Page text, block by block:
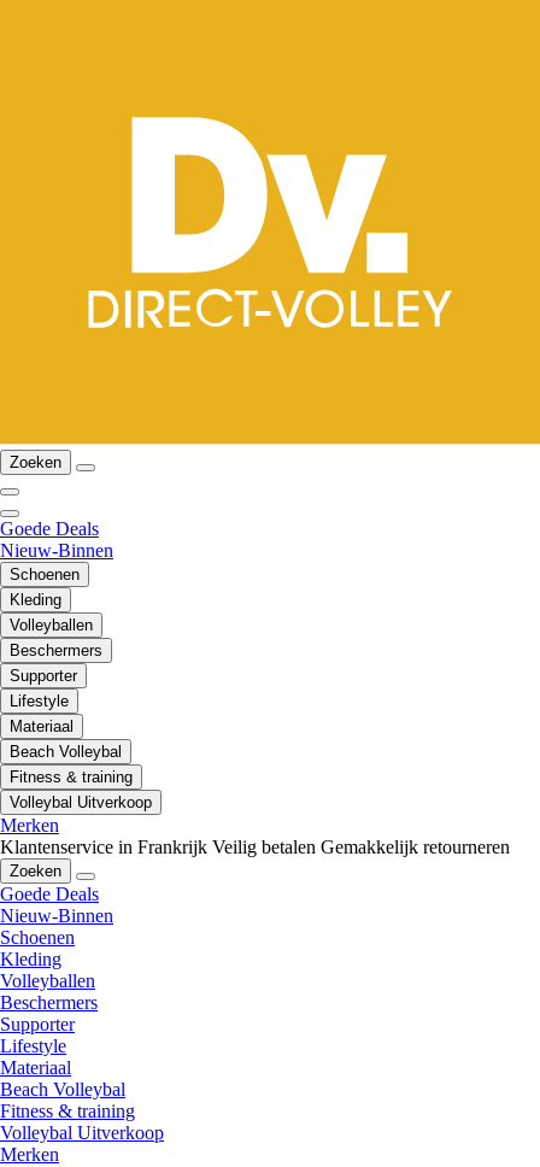
Zoeken
Goede Deals
Nieuw-Binnen
Schoenen
Kleding
Volleyballen
Beschermers
Supporter
Lifestyle
Materiaal
Beach Volleybal
Fitness & training
Volleybal Uitverkoop
Merken
Klantenservice in Frankrijk Veilig betalen Gemakkelijk retourneren
Zoeken
Goede Deals
Nieuw-Binnen
Schoenen
Kleding
Volleyballen
Beschermers
Supporter
Lifestyle
Materiaal
Beach Volleybal
Fitness & training
Volleybal Uitverkoop
Merken